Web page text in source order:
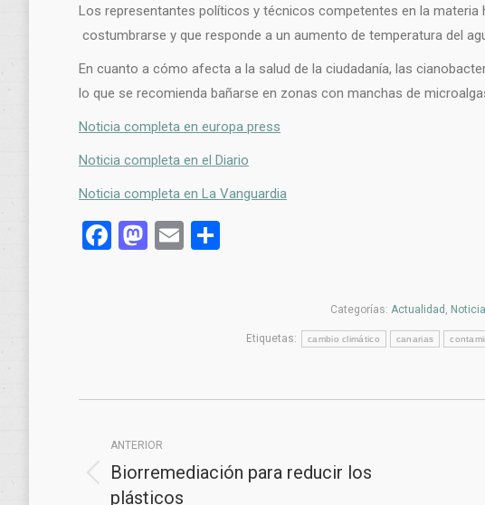
Los representantes políticos y técnicos competentes en la materia
costumbrarse y que responde a un aumento de temperatura del
En cuanto a cómo afecta a la salud de la ciudadanía, las
lo que se recomienda bañarse en zonas con manchas de
Noticia completa en europa press
Noticia completa en el Diario
Noticia completa en La Vanguardia
Facebook
Mastodon
Email
Categorías: Actualidad
Etiquetas: cambio climático canarias
entre
publicaciones
ANTERIOR
Publicación
Biorremediación para reducir los
plásticos